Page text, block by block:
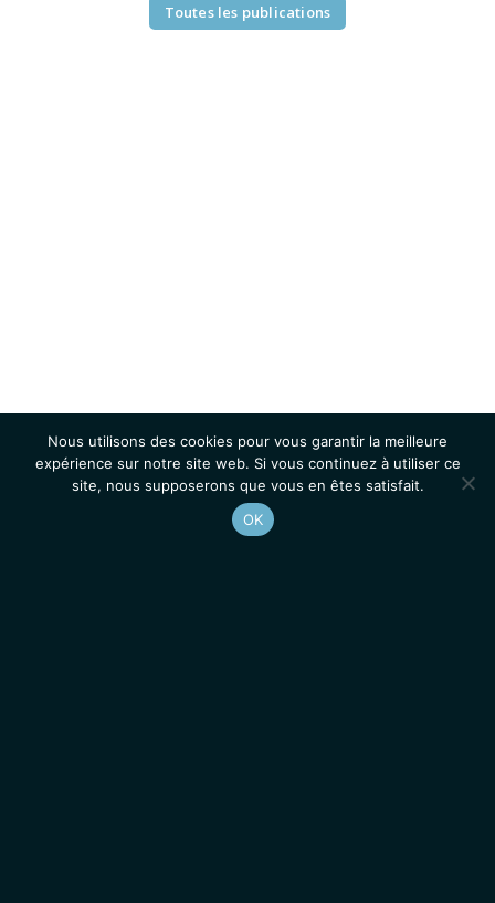
Toutes les publications
Nous utilisons des cookies pour vous garantir la meilleure
expérience sur notre site web. Si vous continuez à utiliser ce
site, nous supposerons que vous en êtes satisfait.
OK